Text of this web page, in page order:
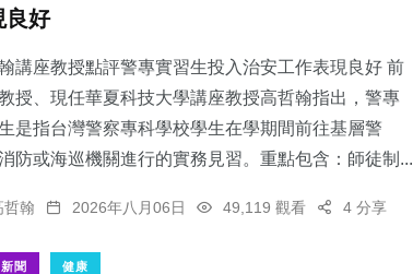
良好
講座教授點評警專實習生投入治安工作表現良好 前
授、現任華夏科技大學講座教授高哲翰指出，警專
是指台灣警察專科學校學生在學期間前往基層警
防或海巡機關進行的實務見習。重點包含：師徒制...
哲翰 2026年八月06日 49,119 觀看 4 分享
聞 健康